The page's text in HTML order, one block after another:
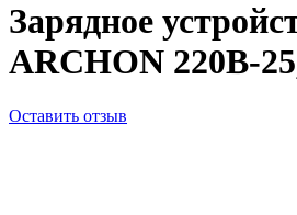
Зарядное
ARCHON 220B-
Оставить отзыв